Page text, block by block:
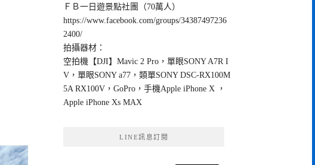
ＦＢ一日遊景點社團（70萬人）
https://www.facebook.com/groups/34387497236
2400/
拍攝器材：
空拍機【DJI】Mavic 2 Pro，單眼SONY A7R I
V，單眼SONY a77，類單SONY DSC-RX100M
5A RX100V，GoPro，手機Apple iPhone X ，
Apple iPhone Xs MAX
LINE訊息訂閱